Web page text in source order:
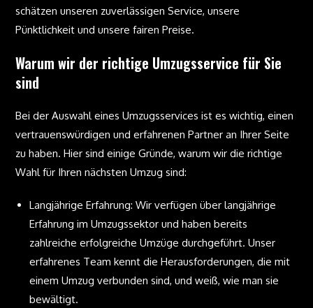
schätzen unseren zuverlässigen Service, unsere
Pünktlichkeit und unsere fairen Preise.
Warum wir der richtige Umzugsservice für Sie
sind
Bei der Auswahl eines Umzugsservices ist es wichtig, einen
vertrauenswürdigen und erfahrenen Partner an Ihrer Seite
zu haben. Hier sind einige Gründe, warum wir die richtige
Wahl für Ihren nächsten Umzug sind:
Langjährige Erfahrung: Wir verfügen über langjährige
Erfahrung im Umzugssektor und haben bereits
zahlreiche erfolgreiche Umzüge durchgeführt. Unser
erfahrenes Team kennt die Herausforderungen, die mit
einem Umzug verbunden sind, und weiß, wie man sie
bewältigt.